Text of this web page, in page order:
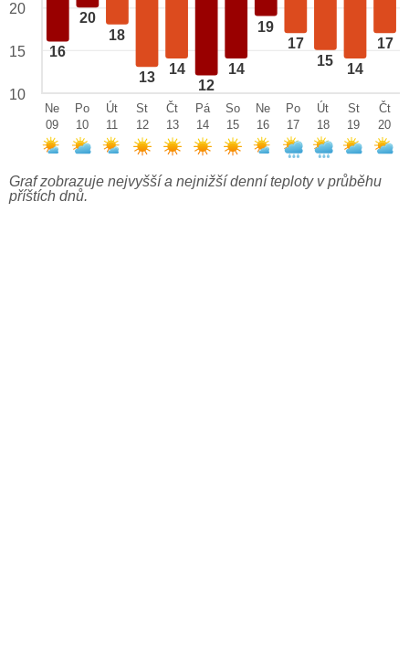
16
20
18
13
14
12
14
19
17
15
14
17
20
15
10
Ne
09
Po
10
Út
11
St
12
Čt
13
Pá
14
So
15
Ne
16
Po
17
Út
18
St
19
Čt
20
Graf zobrazuje nejvyšší a nejnižší denní teploty v průběhu
příštích dnů.